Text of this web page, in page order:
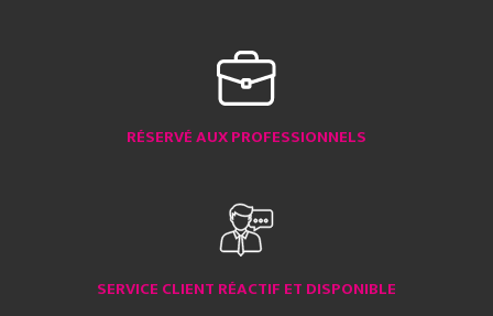
RÉSERVÉ AUX PROFESSIONNELS
SERVICE CLIENT RÉACTIF ET DISPONIBLE